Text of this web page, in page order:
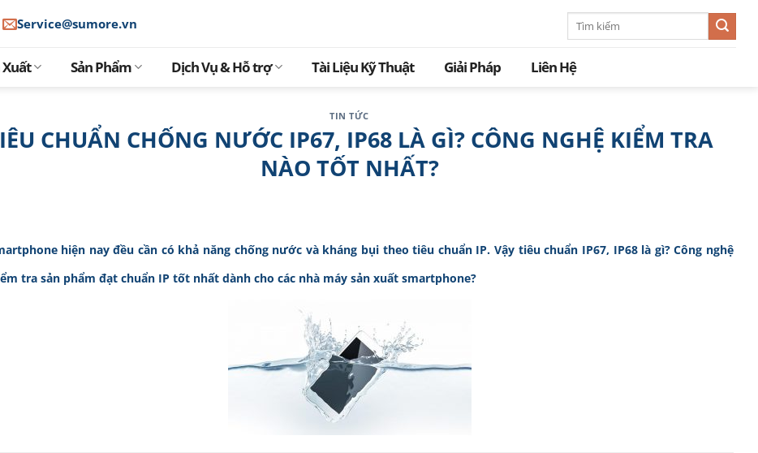
Service@sumore.vn
Tìm
Xuất Sản Phẩm Dịch Vụ & Hỗ trợ Tài Liệu Kỹ Thuật Giải Pháp Liên Hệ
TIN TỨC
CHUẨN CHỐNG NƯỚC IP67, IP68 LÀ GÌ? CÔNG NGHỆ KIỂM TRA
NÀO TỐT NHẤT?
hiện nay đều cần có khả năng chống nước và kháng bụi theo tiêu chuẩn IP. Vậy tiêu chuẩn IP67, IP68 là gì? Công nghệ
tra sản phẩm đạt chuẩn IP tốt nhất dành cho các nhà máy sản xuất smartphone?